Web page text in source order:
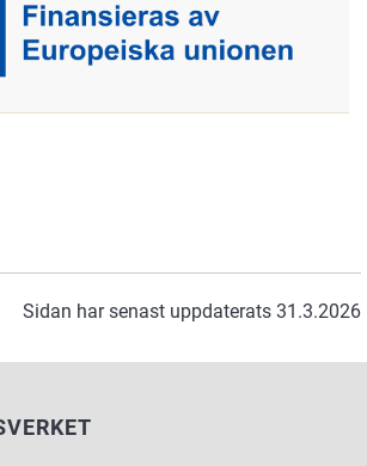
Sidan har senast uppdaterats 31.3.2026